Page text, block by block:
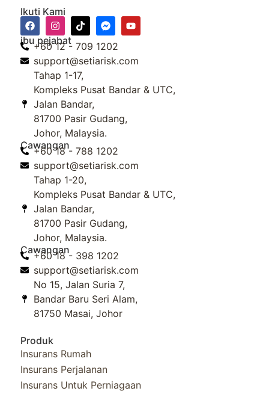
Ikuti Kami
ibu pejabat
+60 12 - 709 1202
support@setiarisk.com
Tahap 1-17,
Kompleks Pusat Bandar & UTC,
Jalan Bandar,
81700 Pasir Gudang,
Johor, Malaysia.
Cawangan
+60 18 - 788 1202
support@setiarisk.com
Tahap 1-20,
Kompleks Pusat Bandar & UTC,
Jalan Bandar,
81700 Pasir Gudang,
Johor, Malaysia.
Cawangan
+60 18 - 398 1202
support@setiarisk.com
No 15, Jalan Suria 7,
Bandar Baru Seri Alam,
81750 Masai, Johor
Produk
Insurans Rumah
Insurans Perjalanan
Insurans Untuk Perniagaan